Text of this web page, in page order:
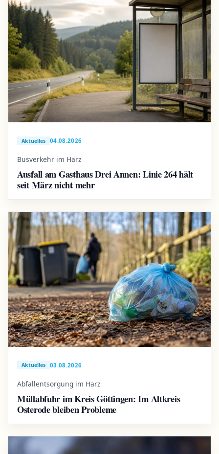
Aktuelles 04.08.2026
Busverkehr im Harz
Ausfall am Gasthaus Drei Annen: Linie 264 hält
seit März nicht mehr
Aktuelles 03.08.2026
Abfallentsorgung im Harz
Müllabfuhr im Kreis Göttingen: Im Altkreis
Osterode bleiben Probleme